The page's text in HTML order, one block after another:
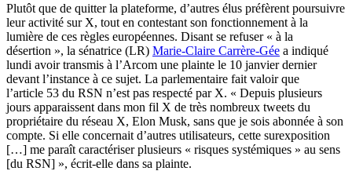
Plutôt que de quitter la plateforme, d’autres élus préfèrent poursuivre
leur activité sur X, tout en contestant son fonctionnement à la
lumière de ces règles européennes. Disant se refuser « à la
désertion », la sénatrice (LR) Marie-Claire Carrère-Gée a indiqué
lundi avoir transmis à l’Arcom une plainte le 10 janvier dernier
devant l’instance à ce sujet. La parlementaire fait valoir que
l’article 53 du RSN n’est pas respecté par X. « Depuis plusieurs
jours apparaissent dans mon fil X de très nombreux tweets du
propriétaire du réseau X, Elon Musk, sans que je sois abonnée à son
compte. Si elle concernait d’autres utilisateurs, cette surexposition
[…] me paraît caractériser plusieurs « risques systémiques » au sens
[du RSN] », écrit-elle dans sa plainte.